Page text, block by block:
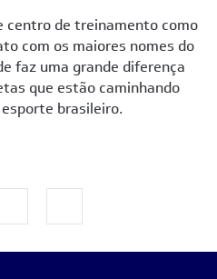
centro de treinamento como
com os maiores nomes do
faz uma grande diferença
que estão caminhando
brasileiro.